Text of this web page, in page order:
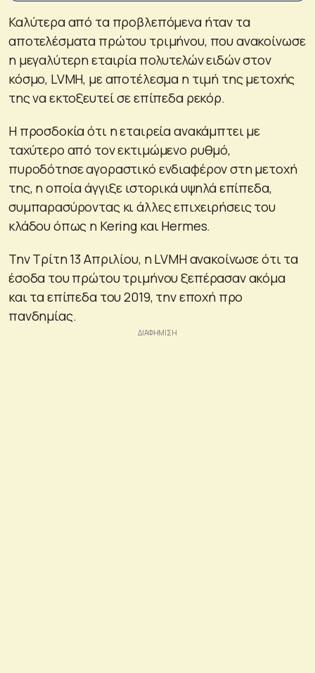
Καλύτερα από τα προβλεπόμενα ήταν τα
αποτελέσματα πρώτου τριμήνου, που ανακοίνωσε
η μεγαλύτερη εταιρία πολυτελών ειδών στον
κόσμο, LVMH, με αποτέλεσμα η τιμή της μετοχής
της να εκτοξευτεί σε επίπεδα ρεκόρ.
Η προσδοκία ότι η εταιρεία ανακάμπτει με
ταχύτερο από τον εκτιμώμενο ρυθμό,
πυροδότησε αγοραστικό ενδιαφέρον στη μετοχή
της, η οποία άγγιξε ιστορικά υψηλά επίπεδα,
συμπαρασύροντας κι άλλες επιχειρήσεις του
κλάδου όπως η Kering και Hermes.
Την Τρίτη 13 Απριλίου, η LVMH ανακοίνωσε ότι τα
έσοδα του πρώτου τριμήνου ξεπέρασαν ακόμα
και τα επίπεδα του 2019, την εποχή προ
πανδημίας.